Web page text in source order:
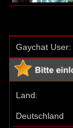
Gaychat
Land:
Deutschland